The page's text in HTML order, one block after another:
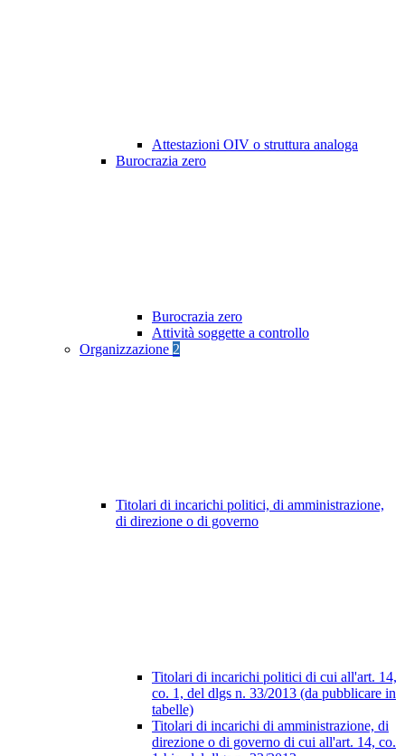
Attestazioni OIV o struttura analoga
Burocrazia zero
Burocrazia zero
Attività soggette a controllo
Organizzazione 2
Titolari di incarichi politici, di amministrazione,
di direzione o di governo
Titolari di incarichi politici di cui all'art. 14,
co. 1, del dlgs n. 33/2013 (da pubblicare in
tabelle)
Titolari di incarichi di amministrazione, di
direzione o di governo di cui all'art. 14, co.